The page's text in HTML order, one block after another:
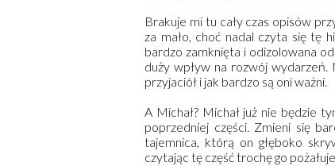
Brakuje mi tu cały czas opisów
za mało, choć nadal czyta się tę
bardzo zamknięta i odizolowana
duży wpływ na rozwój
przyjaciół i jak bardzo są oni ważni.
A Michał? Michał już nie będzie
poprzedniej części. Zmieni się
tajemnica, którą on głęboko
czytając tę część trochę go